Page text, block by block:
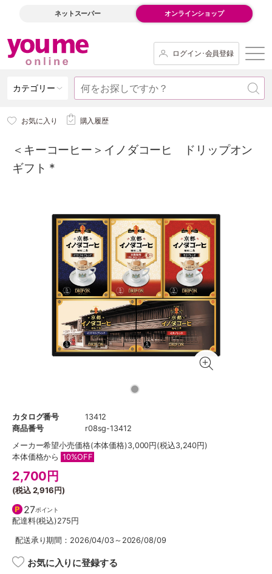
ネットスーパー オンラインショップ
ログイン･会員登録
カテゴリー
お気に入り 購入履歴
＜キーコーヒー＞イノダコーヒ ドリップオン
ギフト *
カタログ番号
13412
商品番号
r08sg-13412
メーカー希望小売価格(本体価格)3,000円(税込3,240円)
本体価格から 10%OFF
2,700 円
(税込2,916円)
27ポイント
配達料(税込)275円
配送承り期間：2026/04/03～2026/08/09
お気に入りに登録する